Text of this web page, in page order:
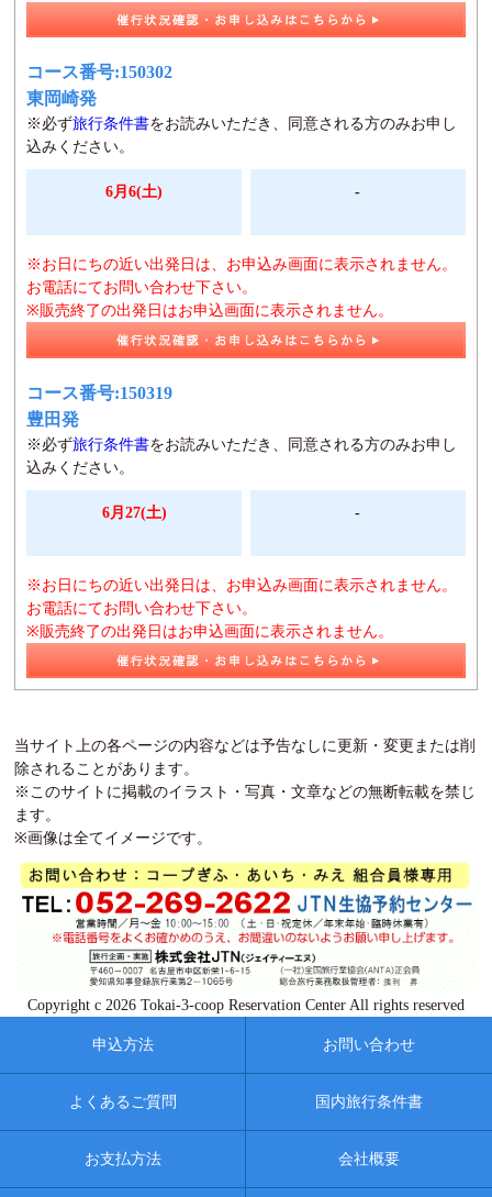
コース番号:150302
東岡崎発
※必ず旅行条件書をお読みいただき、同意される方のみお申し
込みください。
6月6(土) -
※お日にちの近い出発日は、お申込み画面に表示されません。
お電話にてお問い合わせ下さい。
※販売終了の出発日はお申込画面に表示されません。
コース番号:150319
豊田発
※必ず旅行条件書をお読みいただき、同意される方のみお申し
込みください。
6月27(土) -
※お日にちの近い出発日は、お申込み画面に表示されません。
お電話にてお問い合わせ下さい。
※販売終了の出発日はお申込画面に表示されません。
当サイト上の各ページの内容などは予告なしに更新・変更または削
除されることがあります。
※このサイトに掲載のイラスト・写真・文章などの無断転載を禁じ
ます。
※画像は全てイメージです。
Copyright c 2026 Tokai-3-coop Reservation Center All rights reserved
申込方法 お問い合わせ
よくあるご質問 国内旅行条件書
お支払方法 会社概要